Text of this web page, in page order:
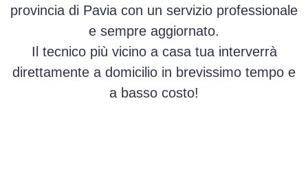
provincia di Pavia con un servizio professionale
e sempre aggiornato.
Il tecnico più vicino a casa tua interverrà
direttamente a domicilio in brevissimo tempo e
a basso costo!